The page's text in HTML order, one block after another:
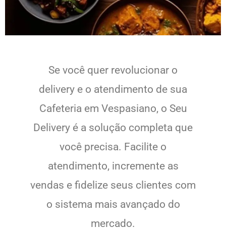
Se você quer revolucionar o
delivery e o atendimento de sua
Cafeteria em Vespasiano, o Seu
Delivery é a solução completa que
você precisa. Facilite o
atendimento, incremente as
vendas e fidelize seus clientes com
o sistema mais avançado do
mercado.